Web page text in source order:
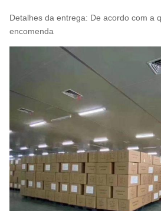
Detalhes da entrega: De acordo com a
encomenda